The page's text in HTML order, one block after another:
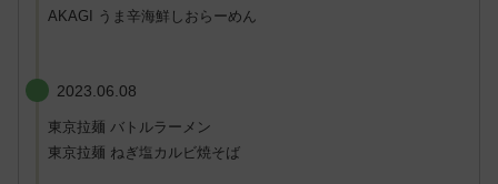
AKAGI うま辛海鮮しおらーめん
2023.06.08
東京拉麺 バトルラーメン
東京拉麺 ねぎ塩カルビ焼そば